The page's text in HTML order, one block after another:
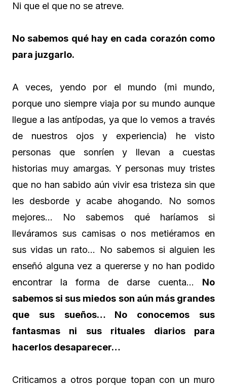
Ni que el que no se atreve.
No sabemos qué hay en cada corazón como
para juzgarlo.
A veces, yendo por el mundo (mi mundo,
porque uno siempre viaja por su mundo aunque
llegue a las antípodas, ya que lo vemos a través
de nuestros ojos y experiencia) he visto
personas que sonríen y llevan a cuestas
historias muy amargas. Y personas muy tristes
que no han sabido aún vivir esa tristeza sin que
les desborde y acabe ahogando. No somos
mejores… No sabemos qué haríamos si
lleváramos sus camisas o nos metiéramos en
sus vidas un rato… No sabemos si alguien les
enseñó alguna vez a quererse y no han podido
encontrar la forma de darse cuenta… No
sabemos si sus miedos son aún más grandes
que sus sueños… No conocemos sus
fantasmas ni sus rituales diarios para
hacerlos desaparecer…
Criticamos a otros porque topan con un muro